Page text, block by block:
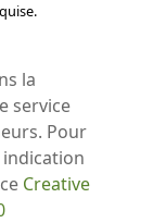
la
service
Pour
Creative